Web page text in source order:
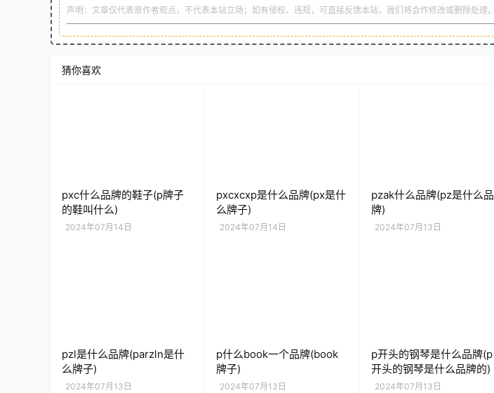
声明：文章仅代表原作者观点，不代表本站立场；如有侵权、违规，可直接反馈本站，我们将会作修改或删除处理。
猜你喜欢
pxc什么品牌的鞋子(p牌子
的鞋叫什么)
2024年07月14日
pxcxcxp是什么品牌(px是什
么牌子)
2024年07月14日
pzak什么品牌(pz是什么品
牌)
2024年07月13日
pzl是什么品牌(parzln是什
么牌子)
2024年07月13日
p什么book一个品牌(book
牌子)
2024年07月13日
p开头的钢琴是什么品牌(p
开头的钢琴是什么品牌的)
2024年07月13日